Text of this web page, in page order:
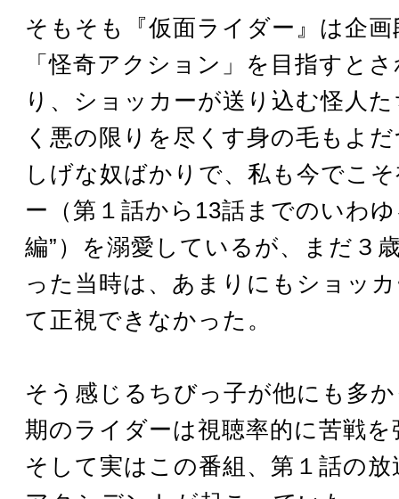
そもそも『仮面ライダー』は企
「怪奇アクション」を目指すと
り、ショッカーが送り込む怪人
く悪の限りを尽くす身の毛もよ
しげな奴ばかりで、私も今でこ
ー（第１話から13話までのいわゆ
編”）を溺愛しているが、まだ３
った当時は、あまりにもショッ
て正視できなかった。
そう感じるちびっ子が他にも多
期のライダーは視聴率的に苦戦
そして実はこの番組、第１話の